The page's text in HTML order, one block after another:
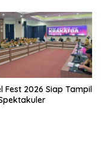
Fest 2026 Siap Tampil